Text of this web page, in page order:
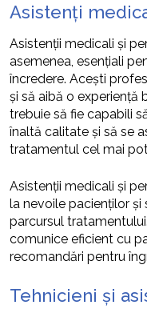
Asistenți
Asistenții medicali și
asemenea, esențiali
încredere. Acești
și să aibă o experiență
trebuie să fie capabili
înaltă calitate și să se
tratamentul cel mai
Asistenții medicali și
la nevoile pacienților
parcursul
comunice eficient cu
recomandări pentru
Tehnicieni și